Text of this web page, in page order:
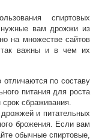
спиртовых
вам дрожжи из
на множестве сайтов
так важны и в чем их
по составу
питания для роста
сбраживания.
и питательных
брожения. Если вам
обычные спиртовые,